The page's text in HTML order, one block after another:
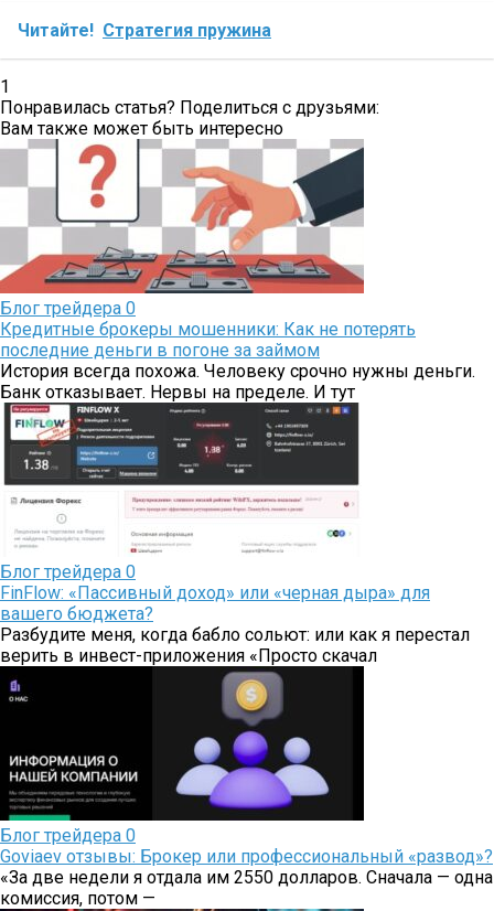
Читайте! Стратегия пружина
1
Понравилась статья? Поделиться с друзьями:
Вам также может быть интересно
Блог трейдера 0
Кредитные брокеры мошенники: Как не потерять
последние деньги в погоне за займом
История всегда похожа. Человеку срочно нужны деньги.
Банк отказывает. Нервы на пределе. И тут
Блог трейдера 0
FinFlow: «Пассивный доход» или «черная дыра» для
вашего бюджета?
Разбудите меня, когда бабло сольют: или как я перестал
верить в инвест-приложения «Просто скачал
Блог трейдера 0
Goviaev отзывы: Брокер или профессиональный «развод»?
«За две недели я отдала им 2550 долларов. Сначала — одна
комиссия, потом —